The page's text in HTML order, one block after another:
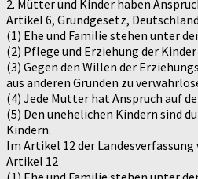
2. Mütter und Kinder haben
Artikel 6, Grundgesetz, Deutschland
(1) Ehe und Familie stehen unter
(2) Pflege und Erziehung der
(3) Gegen den Willen der
aus anderen Gründen zu
(4) Jede Mutter hat Anspruch auf
(5) Den unehelichen Kindern sind
Kindern.
Im Artikel 12 der
Artikel 12